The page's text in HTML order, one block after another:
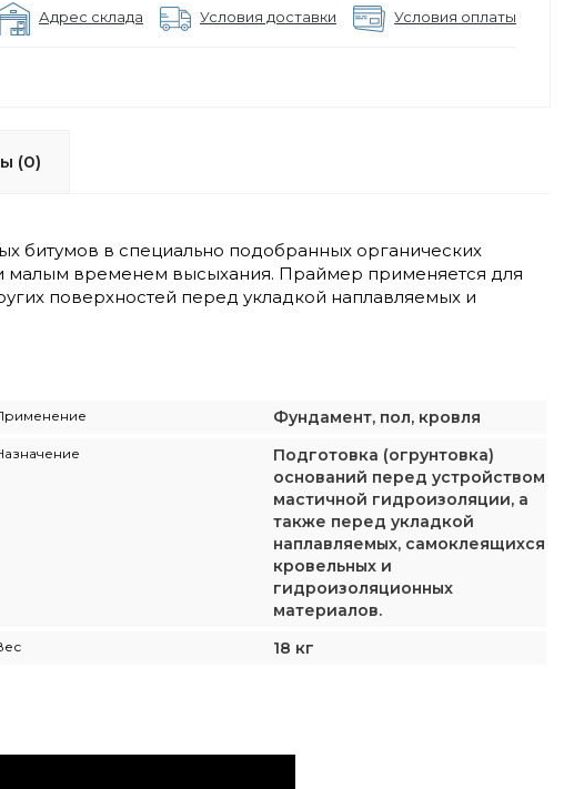
Адрес склада Условия доставки Условия оплаты
(0)
битумов в специально подобранных органических
малым временем высыхания. Праймер применяется для
поверхностей перед укладкой наплавляемых и
Фундамент, пол, кровля
Подготовка (огрунтовка)
оснований перед устройством
мастичной гидроизоляции, а
также перед укладкой
наплавляемых, самоклеящихся
кровельных и
гидроизоляционных
материалов.
18 кг